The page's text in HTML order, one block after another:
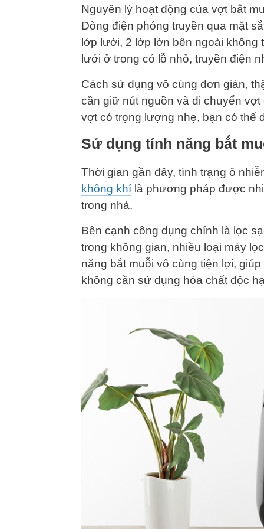
Nguyên lý hoạt động của vợt bắt
Dòng điện phóng truyền qua mặt
lớp lưới, 2 lớp lớn bên ngoài không
lưới ở trong có lỗ nhỏ, truyền điện
Cách sử dụng vô cùng đơn giản,
cần giữ nút nguồn và di chuyển
vợt có trọng lượng nhẹ, bạn có thể
Sử dụng tính năng bắt
Thời gian gần đây, tình trạng ô
không khí là phương pháp được
trong nhà.
Bên cạnh công dụng chính là lọc
trong không gian, nhiều loại máy
năng bắt muỗi vô cùng tiện lợi,
không cần sử dụng hóa chất độc